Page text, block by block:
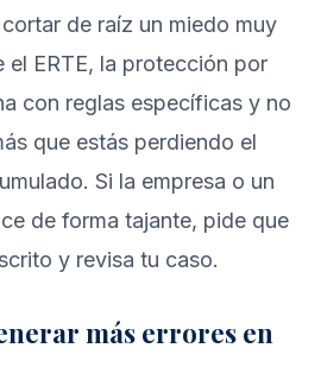
de raíz un miedo muy
el ERTE, la protección por
con reglas específicas y no
que estás perdiendo el
Si la empresa o un
de forma tajante, pide que
y revisa tu caso.
más errores en